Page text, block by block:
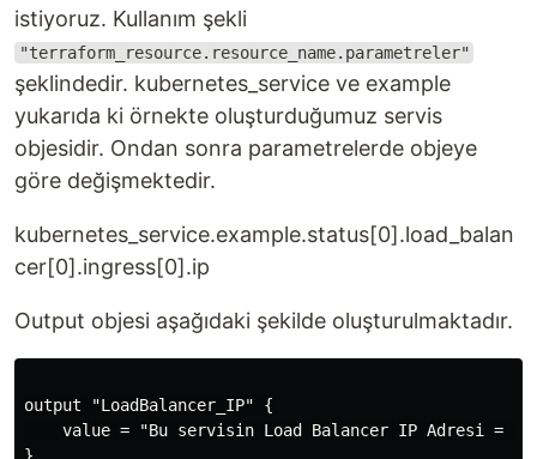
istiyoruz. Kullanım şekli
"terraform_resource.resource_name.parametreler"
şeklindedir. kubernetes_service ve example
yukarıda ki örnekte oluşturduğumuz servis
objesidir. Ondan sonra parametrelerde objeye
göre değişmektedir.
kubernetes_service.example.status[0].load_balan
cer[0].ingress[0].ip
Output objesi aşağıdaki şekilde oluşturulmaktadır.
output "LoadBalancer_IP" {
value = "Bu servisin Load Balancer IP Adresi =